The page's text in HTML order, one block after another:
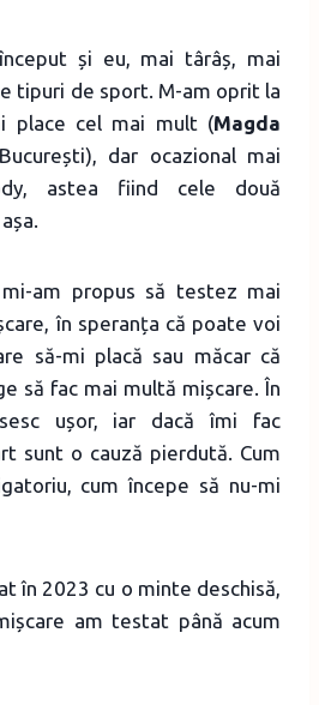
și eu, mai târâș, mai
tipuri de sport. M-am oprit la
place cel mai mult (Magda
dar ocazional mai
astea fiind cele două
am propus să testez mai
în speranța că poate voi
să-mi placă sau măcar că
să fac mai multă mișcare. În
ușor, iar dacă îmi fac
sunt o cauză pierdută. Cum
cum începe să nu-mi
în 2023 cu o minte deschisă,
am testat până acum